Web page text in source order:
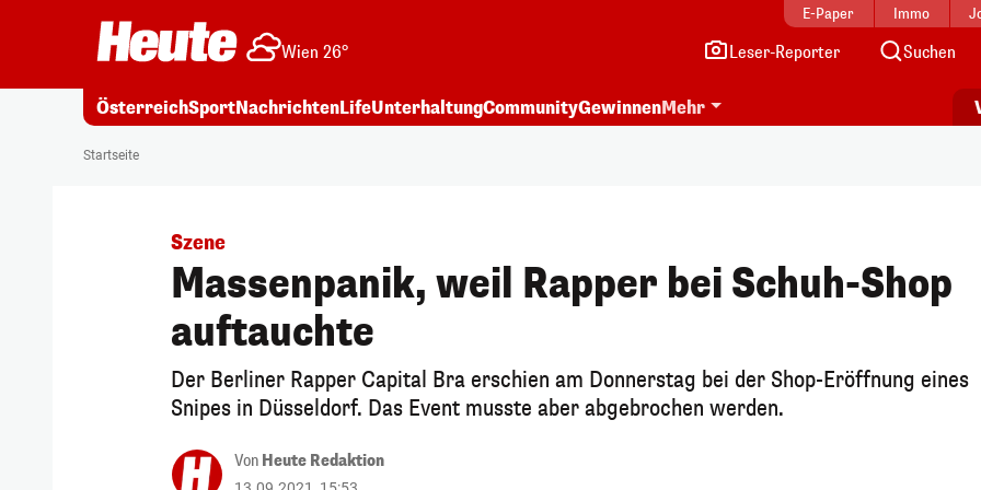
E-Paper Immo
Wien 26° Leser-Reporter Suchen
ÖsterreichSportNachrichtenLifeUnterhaltungCommunityGewinnenMehr
Startseite
Szene
Massenpanik, weil Rapper bei Schuh-Shop
auftauchte
Der Berliner Rapper Capital Bra erschien am Donnerstag bei der Shop-Eröffnung eines
Snipes in Düsseldorf. Das Event musste aber abgebrochen werden.
Von Heute Redaktion